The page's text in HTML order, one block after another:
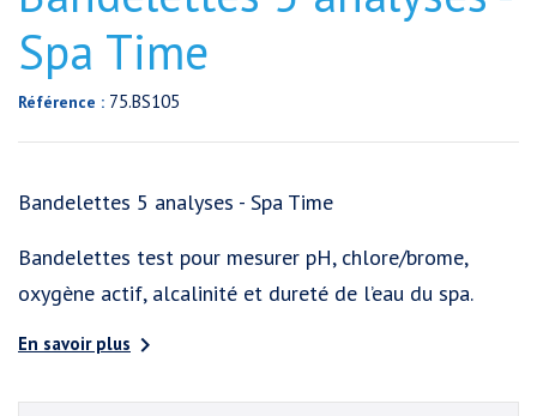
Spa Time
Référence : 75.BS105
Bandelettes 5 analyses - Spa Time
Bandelettes test pour mesurer pH, chlore/brome,
oxygène actif, alcalinité et dureté de l’eau du spa.
En savoir plus 